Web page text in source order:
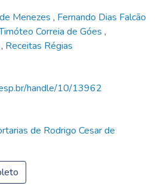
Menezes , Fernando Dias Falcão
Correia de Góes ,
, Receitas Régias
handle/10/13962
de Rodrigo Cesar de